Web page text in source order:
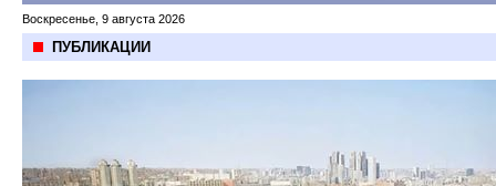
Воскресенье, 9 августа 2026
ПУБЛИКАЦИИ